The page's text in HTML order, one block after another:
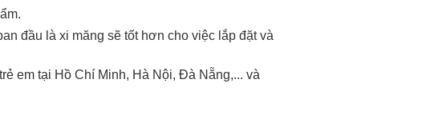
đầu là xi măng sẽ tốt hơn cho việc lắp đặt và
em tại Hồ Chí Minh, Hà Nội, Đà Nẵng,... và